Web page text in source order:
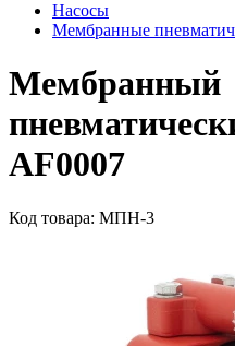
Насосы
Мембранные
Мембранный
AF0007
Код товара: МПН-3